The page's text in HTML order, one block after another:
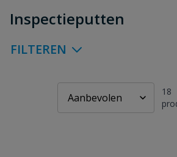
Inspectieputten
FILTEREN
18